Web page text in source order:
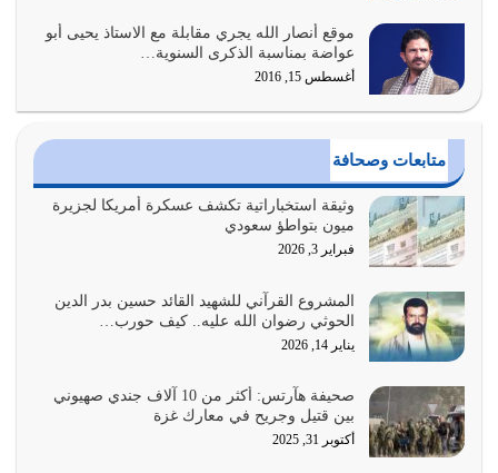
وعد الله تعالى من يُقتل في سبيله بالحياة الأبدية والرزق
والاستبشار والنجاة والخلود في…
يوليو 29, 2026
القرآن الكريم هو أهم مصدر لمعرفة رسول الله معرفة سيرته
معرفة شخصيته معرفة عظمته
يوليو 28, 2026
هل نحن من الصالحين؟ قيِّم نفسك هنا اترك القرآن على أصله
وأعرض نفسك، وأعرض ما لديك على…
يوليو 27, 2026
عندما يكون عدوك هو عدو الله معناه أن تكون نقاط الضعف
فيه كثيرة وسينصرك الله عليه إذا…
يوليو 26, 2026
أراد الله لهذه الأمة ان تكون خير امة أخرجت للناس بالنهوض
بالأمر بالمعروف والنهي عن…
موقع أنصار الله يجري مقابلة مع الاستاذ يحيى أبو
عواضة بمناسبة الذكرى السنوية…
أغسطس 15, 2016
متابعات وصحافة
وثيقة استخباراتية تكشف عسكرة أمريكا لجزيرة
ميون بتواطؤ سعودي
فبراير 3, 2026
المشروع القرآني للشهيد القائد حسين بدر الدين
الحوثي رضوان الله عليه.. كيف حورب…
يناير 14, 2026
صحيفة هآرتس: أكثر من 10 آلاف جندي صهيوني
بين قتيل وجريح في معارك غزة
أكتوبر 31, 2025